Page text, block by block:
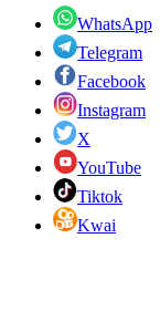
WhatsApp
Telegram
Facebook
Instagram
X
YouTube
Tiktok
Kwai